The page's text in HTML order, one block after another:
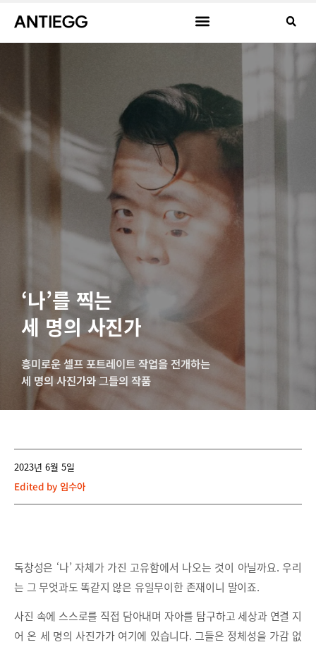
‘나’를 찍는
세 명의 사진가
흥미로운 셀프 포트레이트 작업을 전개하는
세 명의 사진가와 그들의 작품
2023년 6월 5일
Edited by 임수아
독창성은 ‘나’ 자체가 가진 고유함에서 나오는 것이 아닐까요. 우리
는 그 무엇과도 똑같지 않은 유일무이한 존재이니 말이죠.
사진 속에 스스로를 직접 담아내며 자아를 탐구하고 세상과 연결 지
어 온 세 명의 사진가가 여기에 있습니다. 그들은 정체성을 가감 없